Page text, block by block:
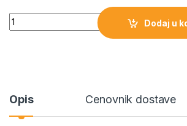
038288 Voz količina
Dodaj u
Opis Cenovnik dostave